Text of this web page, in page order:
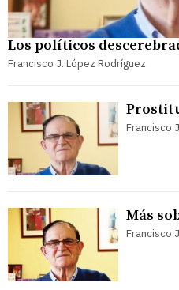
Los políticos
Francisco J. López Rodríguez
Francisco
Más
Francisco